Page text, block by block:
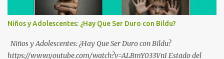
Niños y Adolescentes: ¿Hay Que Ser Duro con Bildu?
Niños y Adolescentes: ¿Hay Que Ser Duro con Bildu?
https://www.youtube.com/watch?v=ALBmY033VnI Estado del